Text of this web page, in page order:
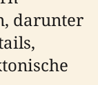
darunter